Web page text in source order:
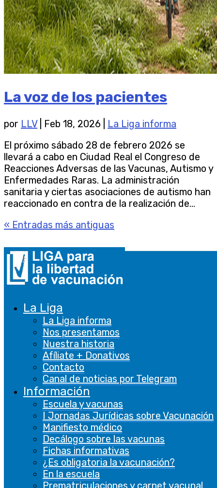
La Liga
La Liga informa
Nos presentamos
Nuestra historia
Afíliate + Donativos
Contacto
Canal de noticias por Telegram
Información
Escuela y vacunas
I Jornadas Jurídicas sobre Vacunación
Manifiesto médico
Decálogo sobre las vacunas
Fichas informativas
¿Es obligatoria la vacunación?
En la escuela
Prematriculaciones y carnet vacunal
La voz de los pacientes
por LLV| Feb 18, 2026
La Liga informa
El próximo sábado 28 de febrero 2026 se
llevará a cabo en Ciudad Real el Congreso de
Reacciones Adversas de las Vacunas, Autismo y
Enfermedades Raras. La administración
sanitaria y ciertas asociaciones de autismo han
reaccionado en contra de la realización de...
« Entradas más antiguas
LIGA PARA LA LIBERTAD
DE VACUNACIÓN
N.º de inscripción en el Registro de
Asociaciones: 107.435
CONTACTA
Formulario de contacto
LEGAL
Aviso legal